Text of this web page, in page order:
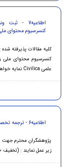
اطلاعیه7 -
کنسرسیوم محتوای
کلیه مقالات پذیرفته
کنسرسیوم محتوای ملی و
علمی Civilica نمایه خواهند شد
اطلاعیه6 - ترجمه تخصصی مقالات
پژوهشگران محترم جهت
زیر عمل نمایند : (تخفیف 20 درصد)